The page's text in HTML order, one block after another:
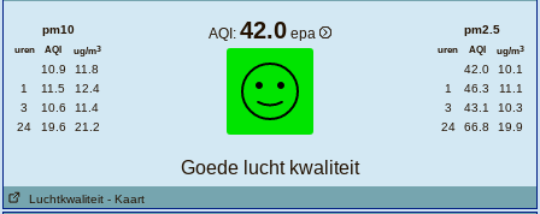
pm10
uren AQI ug/m3
10.9
11.8
1
11.5
12.4
3
10.6
11.4
24
19.6 21.2
AQI: 42.0 epa pm2.5
uren AQI ug/m3
42.0
10.1
1
46.3
11.1
3
43.1
10.3
24
66.8 19.9
Goede lucht kwaliteit
Luchtkwaliteit - Kaart